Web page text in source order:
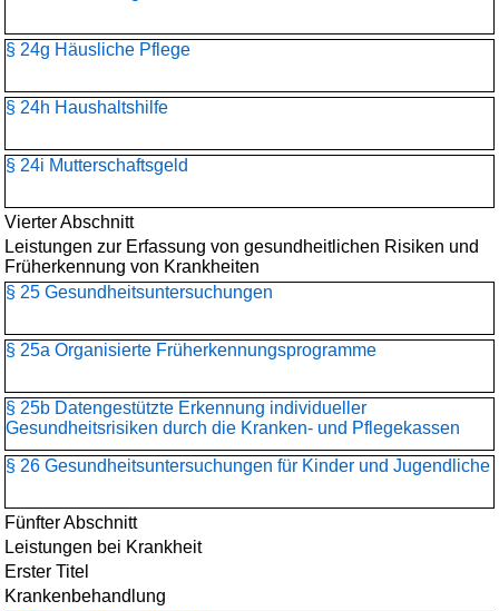
§ 24g Häusliche Pflege
§ 24h Haushaltshilfe
§ 24i Mutterschaftsgeld
Vierter Abschnitt
Leistungen zur Erfassung von gesundheitlichen Risiken und
Früherkennung von Krankheiten
§ 25 Gesundheitsuntersuchungen
§ 25a Organisierte Früherkennungsprogramme
§ 25b Datengestützte Erkennung individueller
Gesundheitsrisiken durch die Kranken- und Pflegekassen
§ 26 Gesundheitsuntersuchungen für Kinder und Jugendliche
Fünfter Abschnitt
Leistungen bei Krankheit
Erster Titel
Krankenbehandlung